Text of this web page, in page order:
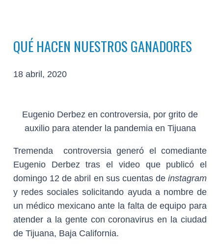
QUÉ HACEN NUESTROS GANADORES
18 abril, 2020
Eugenio Derbez en controversia, por grito de
auxilio para atender la pandemia en Tijuana
Tremenda controversia generó el comediante
Eugenio Derbez tras el video que publicó el
domingo 12 de abril en sus cuentas de instagram
y redes sociales solicitando ayuda a nombre de
un médico mexicano ante la falta de equipo para
atender a la gente con coronavirus en la ciudad
de Tijuana, Baja California.